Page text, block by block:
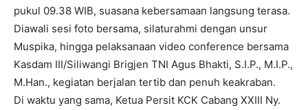
pukul 09.38 WIB, suasana kebersamaan langsung terasa.
Diawali sesi foto bersama, silaturahmi dengan unsur
Muspika, hingga pelaksanaan video conference bersama
Kasdam III/Siliwangi Brigjen TNI Agus Bhakti, S.I.P., M.I.P.,
M.Han., kegiatan berjalan tertib dan penuh keakraban.
Di waktu yang sama, Ketua Persit KCK Cabang XXIII Ny.